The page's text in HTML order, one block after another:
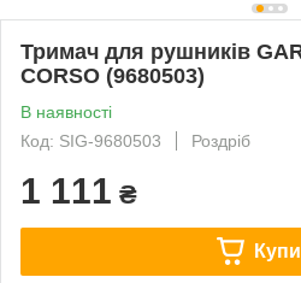
Тримач для рушників
CORSO (9680503)
В наявності
Код: SIG-9680503
Роздріб
1 111 ₴